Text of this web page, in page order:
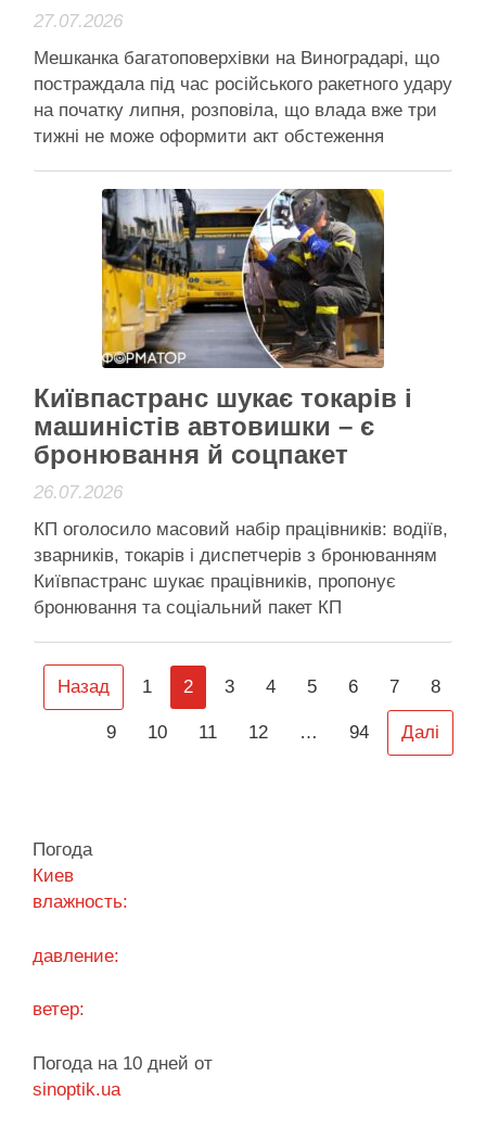
27.07.2026
Мешканка багатоповерхівки на Виноградарі, що
постраждала під час російського ракетного удару
на початку липня, розповіла, що влада вже три
тижні не може оформити акт обстеження
Ірина Саліхова зробила світлини свого під'їзду –
так він виглядав одразу після "прильоту" ракети
6 липня. Фото: Facebook …
Читати далі
Активісти району
Київпастранс шукає токарів і
машиністів автовишки – є
бронювання й соцпакет
26.07.2026
КП оголосило масовий набір працівників: водіїв,
зварників, токарів і диспетчерів з бронюванням
Київпастранс шукає працівників, пропонує
бронювання та соціальний пакет КП
про масовий набір працівників – підприємству
бракує водіїв автобусів, тролейбусів і трамваїв,
а також токарів, машиністів автовишки,
електрогазозварників та диспетчерів. На тлі
Назад 1 2 3 4 5 6 7 8
9 10 11 12 … 94 Далі
Погода
Киев
влажность:
давление:
ветер:
Погода на 10 дней от
sinoptik.ua